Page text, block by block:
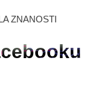
ZNANOSTI